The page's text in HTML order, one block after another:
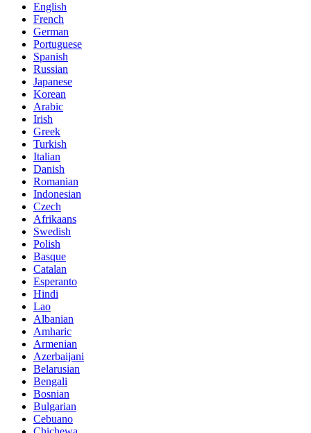
English
French
German
Portuguese
Spanish
Russian
Japanese
Korean
Arabic
Irish
Greek
Turkish
Italian
Danish
Romanian
Indonesian
Czech
Afrikaans
Swedish
Polish
Basque
Catalan
Esperanto
Hindi
Lao
Albanian
Amharic
Armenian
Azerbaijani
Belarusian
Bengali
Bosnian
Bulgarian
Cebuano